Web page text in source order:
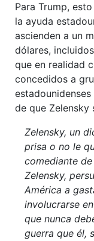
Para Trump,
la ayuda
ascienden a un
dólares,
que en realidad
concedidos a
de que Zelensky
Zelensky, un
prisa o no le
comediante
Zelensky,
América a
involucrarse
que nunca
guerra que él,